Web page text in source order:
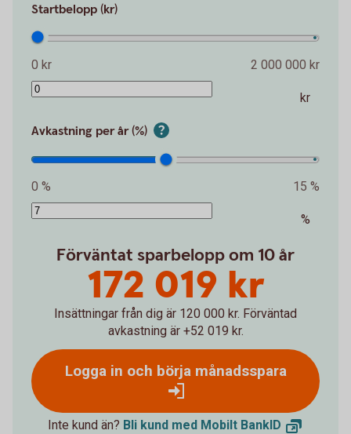
Startbelopp (kr)
0 kr 2 000 000 kr
kr
Avkastning per år (%)
0 % 15 %
%
Förväntat sparbelopp om 10 år
172 019 kr
Insättningar från dig är 120 000 kr. Förväntad
avkastning är +52 019 kr.
Logga in och börja månadsspara
Inte kund än? Bli kund med Mobilt BankID